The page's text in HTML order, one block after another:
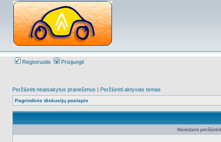
Registruotis Prisijungti
Peržiūrėti neatsakytus pranešimus | Peržiūrėti aktyvias temas
Pagrindinis diskusijų puslapis
Norėdami